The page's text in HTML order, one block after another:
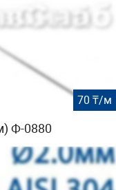
70 ₸/м
Ф-0880